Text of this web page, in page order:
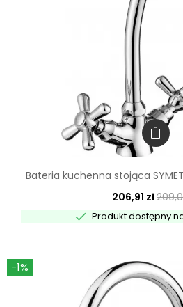
Bateria kuchenna stojąca
206,91 zł
 Produkt dostępny
-1%